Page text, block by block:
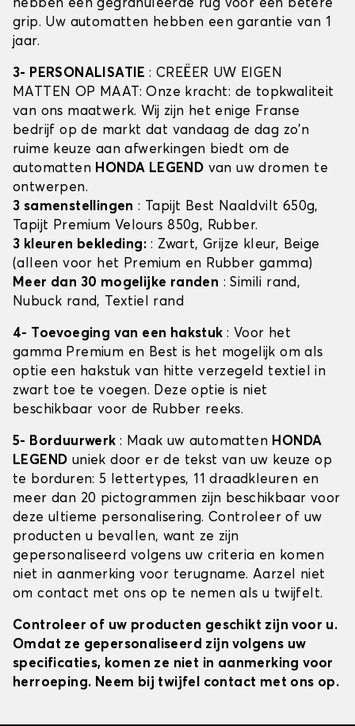
hebben een gegranuleerde rug voor een betere
grip. Uw automatten hebben een garantie van 1
jaar.
3- PERSONALISATIE: CREËER UW EIGEN
MATTEN OP MAAT: Onze kracht: de topkwaliteit
van ons maatwerk. Wij zijn het enige Franse
bedrijf op de markt dat vandaag de dag zo'n
ruime keuze aan afwerkingen biedt om de
automatten HONDA LEGEND van uw dromen te
ontwerpen.
3 samenstellingen : Tapijt Best Naaldvilt 650g,
Tapijt Premium Velours 850g, Rubber.
3 kleuren bekleding: : Zwart, Grijze kleur, Beige
(alleen voor het Premium en Rubber gamma)
Meer dan 30 mogelijke randen : Simili rand,
Nubuck rand, Textiel rand
4- Toevoeging van een hakstuk : Voor het
gamma Premium en Best is het mogelijk om als
optie een hakstuk van hitte verzegeld textiel in
zwart toe te voegen. Deze optie is niet
beschikbaar voor de Rubber reeks.
5- Borduurwerk : Maak uw automatten HONDA
LEGEND uniek door er de tekst van uw keuze op
te borduren: 5 lettertypes, 11 draadkleuren en
meer dan 20 pictogrammen zijn beschikbaar voor
deze ultieme personalisering. Controleer of uw
producten u bevallen, want ze zijn
gepersonaliseerd volgens uw criteria en komen
niet in aanmerking voor terugname. Aarzel niet
om contact met ons op te nemen als u twijfelt.
Controleer of uw producten geschikt zijn voor u.
Omdat ze gepersonaliseerd zijn volgens uw
specificaties, komen ze niet in aanmerking voor
herroeping. Neem bij twijfel contact met ons op.